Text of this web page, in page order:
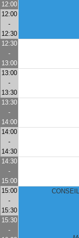
12:00
12:00
-
12:30
12:30
-
13:00
13:00
-
13:30
13:30
-
14:00
14:00
-
14:30
14:30
-
15:00
15:00
-
15:30
15:30
-